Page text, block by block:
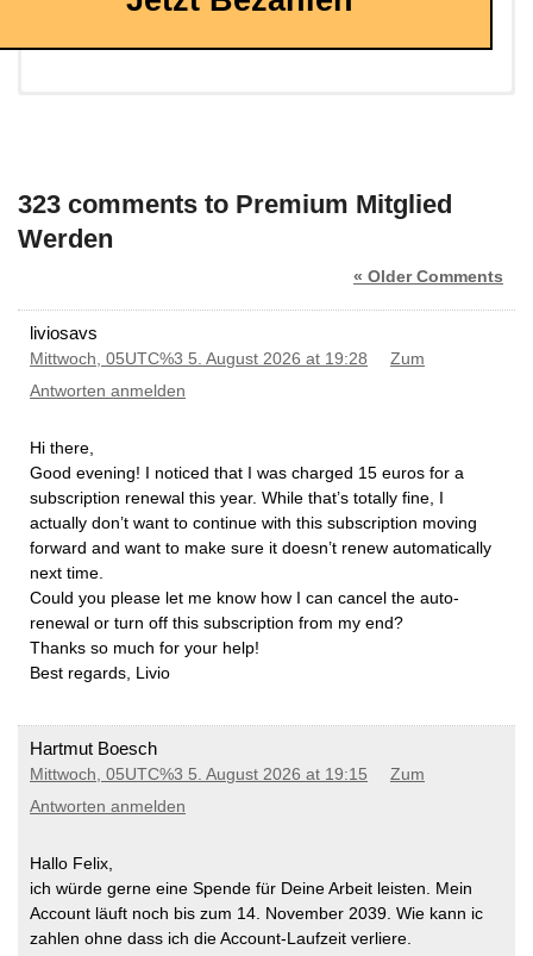
323 comments to Premium Mitglied
Werden
« Older Comments
liviosavs
Mittwoch, 05UTC%3 5. August 2026 at 19:28
Zum
Antworten anmelden
Hi there,
​Good evening! I noticed that I was charged 15 euros for a
subscription renewal this year. While that’s totally fine, I
actually don’t want to continue with this subscription moving
forward and want to make sure it doesn’t renew automatically
next time.
​Could you please let me know how I can cancel the auto-
renewal or turn off this subscription from my end?
​Thanks so much for your help!
​Best regards, Livio
Hartmut Boesch
Mittwoch, 05UTC%3 5. August 2026 at 19:15
Zum
Antworten anmelden
Hallo Felix,
ich würde gerne eine Spende für Deine Arbeit leisten. Mein
Account läuft noch bis zum 14. November 2039. Wie kann ic
zahlen ohne dass ich die Account-Laufzeit verliere.